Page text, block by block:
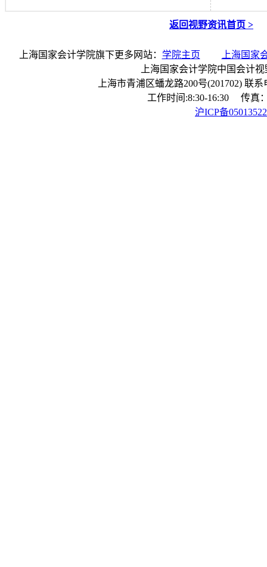
返回视野资讯首页 >
上海国家会计学院旗下更多网站： 学院主页
上海国家
上海国家会计学院中国会计
上海市青浦区蟠龙路200号(201702) 联系
工作时间:8:30-16:30 传真：
沪ICP备